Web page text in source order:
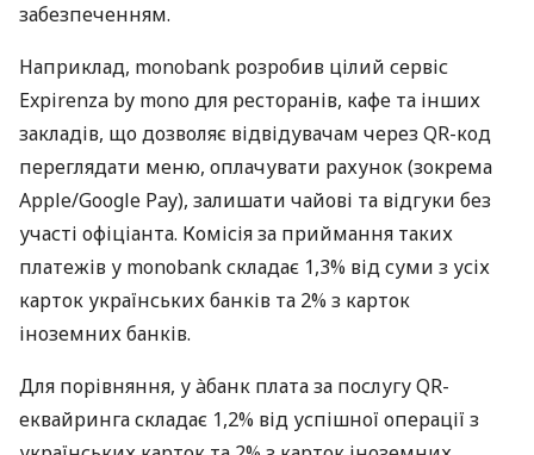
забезпеченням.
Наприклад, monobank розробив цілий сервіс
Expirenza by mono для ресторанів, кафе та інших
закладів, що дозволяє відвідувачам через QR-код
переглядати меню, оплачувати рахунок (зокрема
Apple/Google Pay), залишати чайові та відгуки без
участі офіціанта. Комісія за приймання таких
платежів у monobank складає 1,3% від суми з усіх
карток українських банків та 2% з карток
іноземних банків.
Для порівняння, у àбанк плата за послугу QR-
еквайринга складає 1,2% від успішної операції з